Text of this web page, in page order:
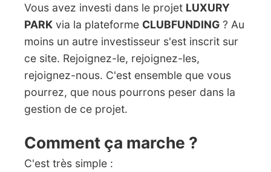
Vous avez investi dans le projet LUXURY
PARK via la plateforme CLUBFUNDING ? Au
moins un autre investisseur s'est inscrit sur
ce site. Rejoignez-le, rejoignez-les,
rejoignez-nous. C'est ensemble que vous
pourrez, que nous pourrons peser dans la
gestion de ce projet.
Comment ça marche ?
C'est très simple :